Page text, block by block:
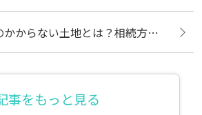
固定資産税のかからない土地とは？相続方法や不要な場合の処分方法も解説
事をもっと見る